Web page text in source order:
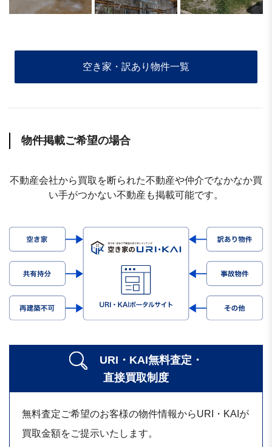
空き家・訳あり物件一覧
物件掲載ご希望の場合
不動産会社から買取を断られた不動産や仲介でなかなか買
い手がつかない不動産も掲載可能です。
URI・KAI無料査定・
直接買取制度
無料査定ご希望のお客様の物件情報からURI・KAIが
買取金額をご提示いたします。